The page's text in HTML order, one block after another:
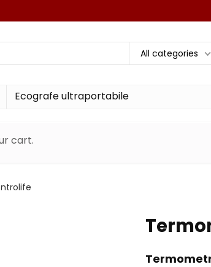
All categories
Ecografe ultraportabile
cart.